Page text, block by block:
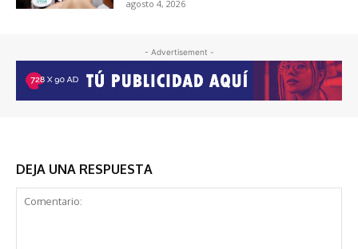
agosto 4, 2026
- Advertisement -
DEJA UNA RESPUESTA